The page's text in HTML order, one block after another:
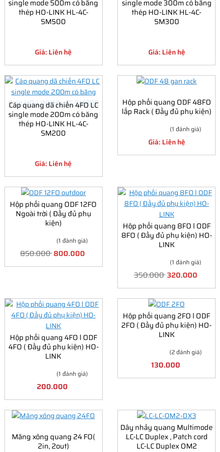
single mode 500m có băng
thép HO-LINK HL-4C-
SM500
Giá: Liên hệ
single mode 300m có băng
thép HO-LINK HL-4C-
SM300
Giá: Liên hệ
Cáp quang dã chiến 4FO LC
single mode 200m có băng
thép HO-LINK HL-4C-
SM200
Giá: Liên hệ
Hộp phối quang ODF 48FO
lắp Rack ( Đầy đủ phụ kiện)
(1 đánh giá)
Giá: Liên hệ
Hộp phối quang ODF 12FO
Ngoài trời ( Đầy đủ phụ
kiện)
(1 đánh giá)
850.000800.000
Hộp phối quang 8FO l ODF
8FO ( Đầy đủ phụ kiện) HO-
LINK
(1 đánh giá)
350.000320.000
Hộp phối quang 4FO l ODF
4FO ( Đầy đủ phụ kiện) HO-
LINK
(1 đánh giá)
200.000
Hộp phối quang 2FO l ODF
2FO ( Đầy đủ phụ kiện) HO-
LINK
(2 đánh giá)
130.000
Măng xông quang 24 FO(
2in, 2out)
Dây nhảy quang Multimode
LC-LC Duplex , Patch cord
LC-LC Duplex OM2